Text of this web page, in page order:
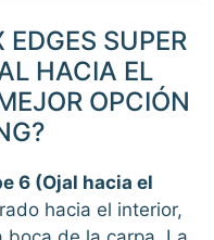
EDGES SUPER
HACIA EL
OPCIÓN
6 (Ojal hacia el
hacia el interior,